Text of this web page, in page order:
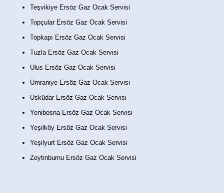
Teşvikiye Ersöz Gaz Ocak Servisi
Topçular Ersöz Gaz Ocak Servisi
Topkapı Ersöz Gaz Ocak Servisi
Tuzla Ersöz Gaz Ocak Servisi
Ulus Ersöz Gaz Ocak Servisi
Ümraniye Ersöz Gaz Ocak Servisi
Üsküdar Ersöz Gaz Ocak Servisi
Yenibosna Ersöz Gaz Ocak Servisi
Yeşilköy Ersöz Gaz Ocak Servisi
Yeşilyurt Ersöz Gaz Ocak Servisi
Zeytinburnu Ersöz Gaz Ocak Servisi